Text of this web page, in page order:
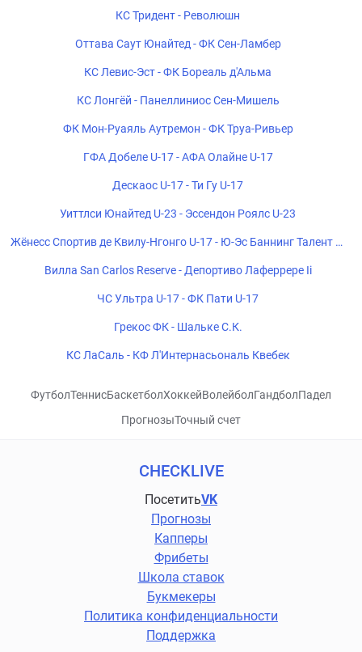
КС Тридент - Революшн
Оттава Саут Юнайтед - ФК Сен-Ламбер
КС Левис-Эст - ФК Бореаль д'Альма
КС Лонгёй - Панеллиниос Сен-Мишель
ФК Мон-Руаяль Аутремон - ФК Труа-Ривьер
ГФА Добеле U-17 - АФА Олайне U-17
Дескаос U-17 - Ти Гу U-17
Уиттлси Юнайтед U-23 - Эссендон Роялс U-23
Жёнесс Спортив де Квилу-Нгонго U-17 - Ю-Эс Баннинг Талент U-
Вилла San Carlos Reserve - Депортиво Лаферрере Ii
ЧС Ультра U-17 - ФК Пати U-17
Грекос ФК - Шальке С.К.
КС ЛаСаль - КФ Л'Интернасьональ Квебек
ФутболТеннисБаскетболХоккейВолейболГандболПадел
ПрогнозыТочный счет
CHECKLIVE
ПосетитьVK
Прогнозы
Капперы
Фрибеты
Школа ставок
Букмекеры
Политика конфиденциальности
Поддержка